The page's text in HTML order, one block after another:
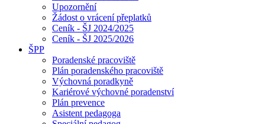
Upozornění
Žádost o vrácení přeplatků
Ceník - ŠJ 2024/2025
Ceník - ŠJ 2025/2026
ŠPP
Poradenské pracoviště
Plán poradenského pracoviště
Výchovná poradkyně
Kariérové výchovné poradenství
Plán prevence
Asistent pedagoga